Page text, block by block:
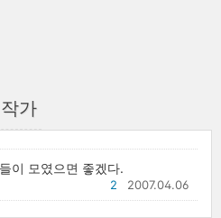
작가
이 모였으면 좋겠다.
2007.04.06
2